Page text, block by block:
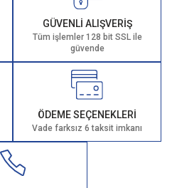
GÜVENLİ ALIŞVERİŞ
Tüm işlemler 128 bit SSL ile
güvende
ÖDEME SEÇENEKLERİ
Vade farksız 6 taksit imkanı